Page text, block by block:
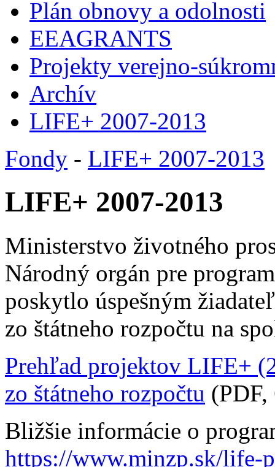
Plán obnovy a odolnosti
EEAGRANTS
Projekty verejno-
Archív
LIFE+ 2007-2013
Fondy - LIFE+ 2007-2013
LIFE+ 2007-2013
Ministerstvo životného
Národný orgán pre
poskytlo úspešným
zo štátneho rozpočtu na
Prehľad projektov LIFE+
zo štátneho rozpočtu
Bližšie informácie o
https://www.minzp.sk/life-